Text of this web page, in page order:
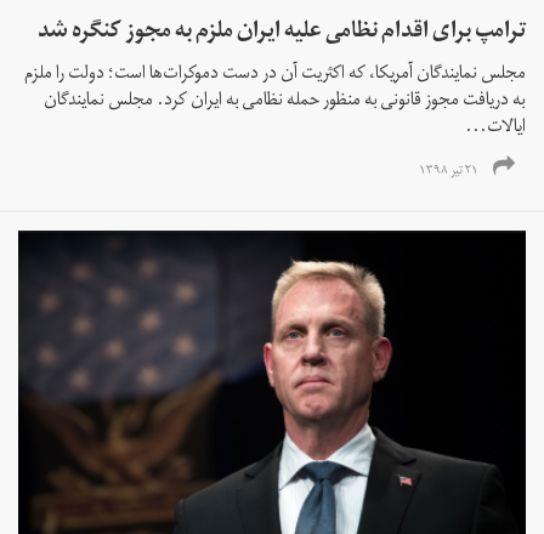
ترامپ برای اقدام نظامی علیه ایران ملزم به مجوز کنگره شد
مجلس نمایندگان آمریکا، که اکثریت آن در دست دموکرات‌ها است؛ دولت را ملزم
به دریافت مجوز قانونی به منظور حمله نظامی به ایران کرد. مجلس نمایندگان
ایالات...
۲۱ تیر ۱۳۹۸